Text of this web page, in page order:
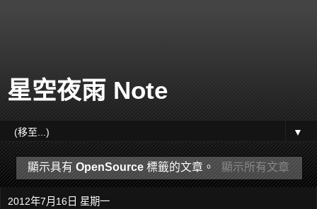
星空夜雨 Note
▼
顯示具有 OpenSource標籤的文章。 顯示所有文章
2012年7月16日 星期一